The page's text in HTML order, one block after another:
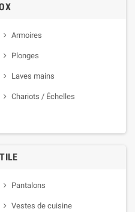
Armoires
Plonges
Laves mains
Chariots / Échelles
Pantalons
Vestes de cuisine